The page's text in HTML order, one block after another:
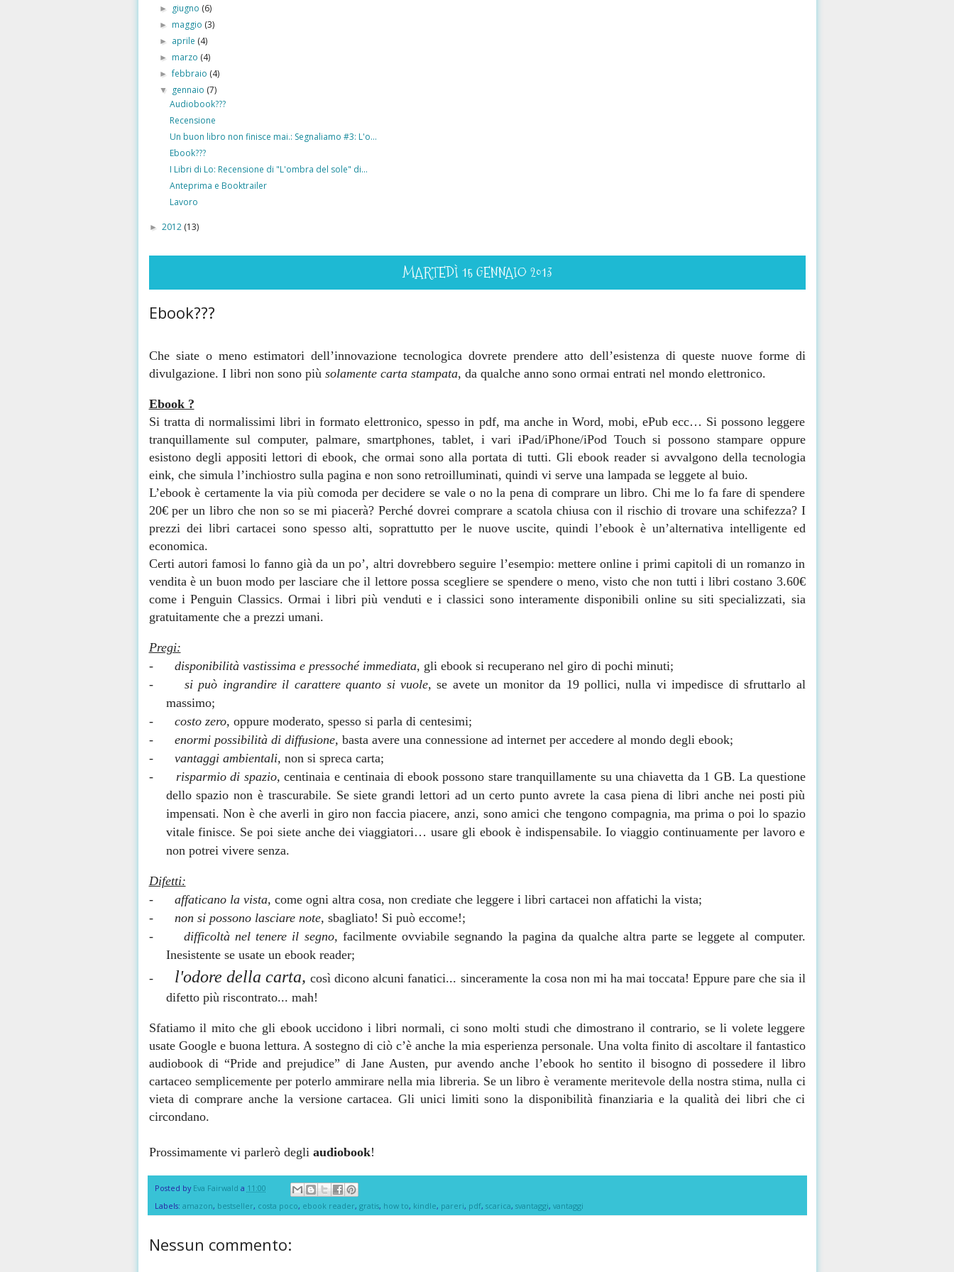
► giugno (6)
► maggio (3)
► aprile (4)
► marzo (4)
►febbraio (4)
▼ gennaio (7)
Audiobook???
Recensione
Un buon libro non finisce mai.: Segnaliamo #3: L'o...
Ebook???
I Libri di Lo: Recensione di "L'ombra del sole" di...
Anteprima e Booktrailer
Lavoro
► 2012 (13)
MARTEDÌ 15 GENNAIO 2013
Ebook???
Che siate o meno estimatori dell’innovazione tecnologica dovrete prendere atto dell’esistenza di queste nuove forme di
divulgazione. I libri non sono più solamente carta stampata, da qualche anno sono ormai entrati nel mondo elettronico.
Ebook ?
Si tratta di normalissimi libri in formato elettronico, spesso in pdf, ma anche in Word, mobi, ePub ecc… Si possono leggere
tranquillamente sul computer, palmare, smartphones, tablet, i vari iPad/iPhone/iPod Touch si possono stampare oppure
esistono degli appositi lettori di ebook, che ormai sono alla portata di tutti. Gli ebook reader si avvalgono della tecnologia
eink, che simula l’inchiostro sulla pagina e non sono retroilluminati, quindi vi serve una lampada se leggete al buio.
L’ebook è certamente la via più comoda per decidere se vale o no la pena di comprare un libro. Chi me lo fa fare di spendere
20€ per un libro che non so se mi piacerà? Perché dovrei comprare a scatola chiusa con il rischio di trovare una schifezza? I
prezzi dei libri cartacei sono spesso alti, soprattutto per le nuove uscite, quindi l’ebook è un’alternativa intelligente ed
economica.
Certi autori famosi lo fanno già da un po’, altri dovrebbero seguire l’esempio: mettere online i primi capitoli di un romanzo in
vendita è un buon modo per lasciare che il lettore possa scegliere se spendere o meno, visto che non tutti i libri costano 3.60€
come i Penguin Classics. Ormai i libri più venduti e i classici sono interamente disponibili online su siti specializzati, sia
gratuitamente che a prezzi umani.
Pregi:
-
disponibilità vastissima e pressoché immediata, gli ebook si recuperano nel giro di pochi minuti;
-
si può ingrandire il carattere quanto si vuole, se avete un monitor da 19 pollici, nulla vi impedisce di sfruttarlo al
massimo;
-
costo zero, oppure moderato, spesso si parla di centesimi;
-
enormi possibilità di diffusione, basta avere una connessione ad internet per accedere al mondo degli ebook;
-
vantaggi ambientali, non si spreca carta;
-
risparmio di spazio,centinaia e centinaia di ebook possono stare tranquillamente su una chiavetta da 1 GB. La questione
dello spazio non è trascurabile. Se siete grandi lettori ad un certo punto avrete la casa piena di libri anche nei posti più
impensati. Non è che averli in giro non faccia piacere, anzi, sono amici che tengono compagnia, ma prima o poi lo spazio
vitale finisce. Se poi siete anche dei viaggiatori… usare gli ebook è indispensabile. Io viaggio continuamente per lavoro e
non potrei vivere senza.
Difetti:
-
affaticano la vista, come ogni altra cosa, non crediate che leggere i libri cartacei non affatichi la vista;
-
non si possono lasciare note, sbagliato! Si può eccome!;
-
difficoltà nel tenere il segno, facilmente ovviabile segnando la pagina da qualche altra parte se leggete al computer.
Inesistente se usate un ebook reader;
-
l'odore della carta,così dicono alcuni fanatici... sinceramente la cosa non mi ha mai toccata! Eppure pare che sia il
difetto più riscontrato... mah!
Sfatiamo il mito che gli ebook uccidono i libri normali, ci sono molti studi che dimostrano il contrario, se li volete leggere
usate Google e buona lettura. A sostegno di ciò c’è anche la mia esperienza personale. Una volta finito di ascoltare il fantastico
audiobook di “Pride and prejudice” di Jane Austen, pur avendo anche l’ebook ho sentito il bisogno di possedere il libro
cartaceo semplicemente per poterlo ammirare nella mia libreria. Se un libro è veramente meritevole della nostra stima, nulla ci
vieta di comprare anche la versione cartacea. Gli unici limiti sono la disponibilità finanziaria e la qualità dei libri che ci
circondano.
Prossimamente vi parlerò degli audiobook!
Posted by Eva Fairwald a 11:00
Labels: amazon, bestseller, costa poco, ebook reader, gratis, how to, kindle, pareri, pdf, scarica, svantaggi, vantaggi
Nessun commento: